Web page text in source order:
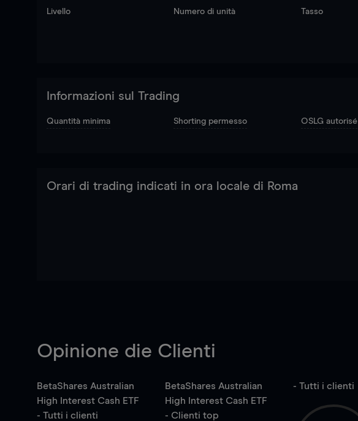
Livello Numero di unità Tasso
Informazioni sul Trading
Quantità minima Shorting permesso OSLG autorisé
Orari di trading indicati in ora locale di Roma
Opinione die Clienti
BetaShares Australian
High Interest Cash ETF
- Tutti i clienti
BetaShares Australian
High Interest Cash ETF
- Clienti top
- Tutti i clienti